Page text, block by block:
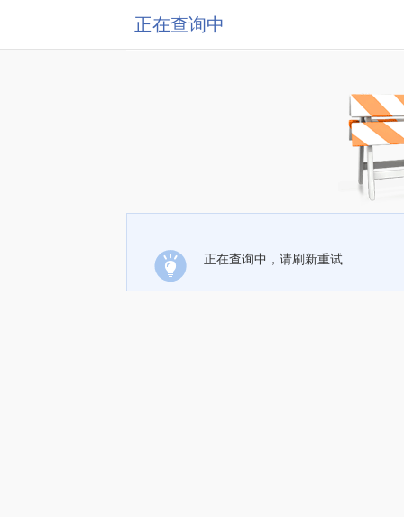
正在查询中
正在查询中，请刷新重试